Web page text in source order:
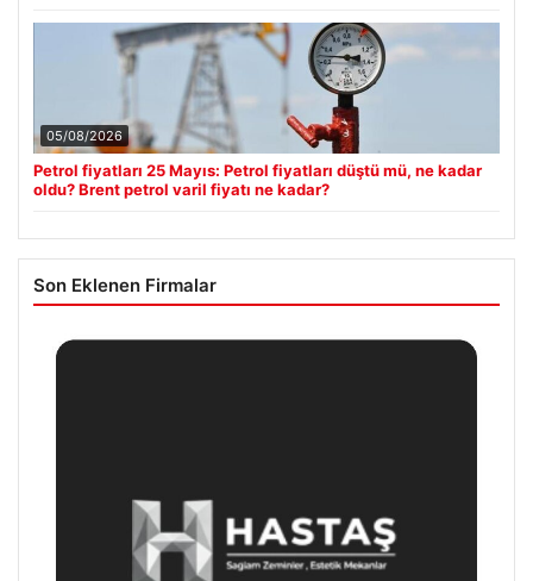
05/08/2026
Petrol fiyatları 25 Mayıs: Petrol fiyatları düştü mü, ne kadar
oldu? Brent petrol varil fiyatı ne kadar?
Son Eklenen Firmalar